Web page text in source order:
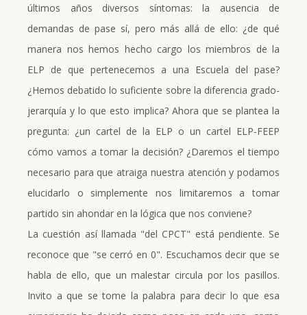
últimos años diversos síntomas: la ausencia de
demandas de pase sí, pero más allá de ello: ¿de qué
manera nos hemos hecho cargo los miembros de la
ELP de que pertenecemos a una Escuela del pase?
¿Hemos debatido lo suficiente sobre la diferencia grado-
jerarquía y lo que esto implica? Ahora que se plantea la
pregunta: ¿un cartel de la ELP o un cartel ELP-FEEP
cómo vamos a tomar la decisión? ¿Daremos el tiempo
necesario para que atraiga nuestra atención y podamos
elucidarlo o simplemente nos limitaremos a tomar
partido sin ahondar en la lógica que nos conviene?
La cuestión así llamada "del CPCT" está pendiente. Se
reconoce que "se cerró en 0". Escuchamos decir que se
habla de ello, que un malestar circula por los pasillos.
Invito a que se tome la palabra para decir lo que esa